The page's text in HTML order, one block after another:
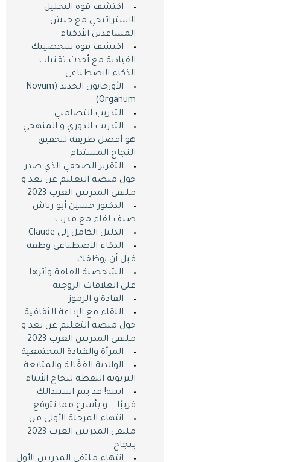
اكتشف قوة التحليل
الاستراتيجي مع جيش
المساعدين الأذكياء
اكتشف قوة شخصيتك
القيادية مع أحدث تقنيات
الذكاء الاصطناعي
الأورجانون الجديد (Novum
Organum)
التدريب التضامني
التدريب الدوري و المنهجي
هو أفضل طريقة لتحقيق
النجاح المستدام
التقرير الصحفي الذي صدر
حول منصة التعليم عن بعد و
ملتقى المدربين العرب 2023
الدكتور حسين أبو رياش
ضيف لقاء مع مدرب
الدليل الكامل إلى Claude
الذكاء الاصطناعي وظفه
قبل أن يوظفك
الشخصية القلقة وأثرها
على العلاقات الزوجية
القادة و الرموز
اللقاء مع الإذاعة الثقافية
حول منصة التعليم عن بعد و
ملتقى المدربين العرب 2023
المرأة والقيادة المجتمعية
الوالدية الفعَّالة والمتابعة
التربوية اليقظة لنجاح الأبناء
انتبه! قد يتم استبدالك
قريبًا... و بأسرع مما تتوقع
انتهاء المرحلة الأولى من
ملتقى المدربين العرب 2023
بنجاح
انتهاء ملتقى المدربين اﻷول